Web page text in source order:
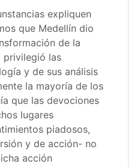
expliquen
que Medellín dio
de la
privilegió las
y de sus análisis
la mayoría de los
que las devociones
lugares
piadosos,
y de acción- no
acción